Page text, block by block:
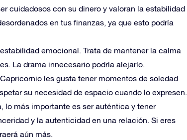
cuidadosos con su dinero y valoran la estabilidad
en tus finanzas, ya que esto podría
emocional. Trata de mantener la calma
La drama innecesario podría alejarlo.
les gusta tener momentos de soledad
su necesidad de espacio cuando lo expresen.
lo más importante es ser auténtica y tener
y la autenticidad en una relación. Si eres
aún más.